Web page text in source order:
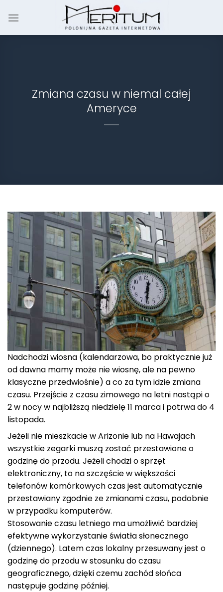
Zmiana czasu w niemal całej
Ameryce
Nadchodzi wiosna (kalendarzowa, bo praktycznie już
od dawna mamy może nie wiosnę, ale na pewno
klasyczne przedwiośnie) a co za tym idzie zmiana
czasu. Przejście z czasu zimowego na letni nastąpi o
2 w nocy w najbliższą niedzielę 11 marca i potrwa do 4
listopada.
Jeżeli nie mieszkacie w Arizonie lub na Hawajach
wszystkie zegarki muszą zostać przestawione o
godzinę do przodu. Jeżeli chodzi o sprzęt
elektroniczny, to na szczęście w większości
telefonów komórkowych czas jest automatycznie
przestawiany zgodnie ze zmianami czasu, podobnie
w przypadku komputerów.
Stosowanie czasu letniego ma umożliwić bardziej
efektywne wykorzystanie światła słonecznego
(dziennego). Latem czas lokalny przesuwany jest o
godzinę do przodu w stosunku do czasu
geograficznego, dzięki czemu zachód słońca
następuje godzinę później.